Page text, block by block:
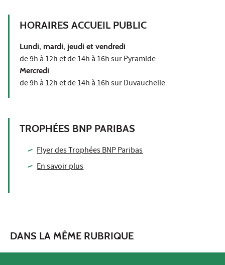
HORAIRES ACCUEIL PUBLIC
Lundi, mardi, jeudi et vendredi
de 9h à 12h et de 14h à 16h sur Pyramide
Mercredi
de 9h à 12h et de 14h à 16h sur Duvauchelle
TROPHÉES BNP PARIBAS
Flyer des Trophées BNP Paribas
En savoir plus
DANS LA MÊME RUBRIQUE